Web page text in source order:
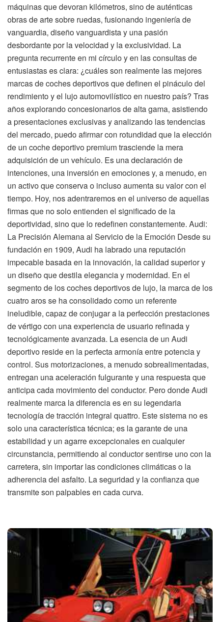
máquinas que devoran kilómetros, sino de auténticas
obras de arte sobre ruedas, fusionando ingeniería de
vanguardia, diseño vanguardista y una pasión
desbordante por la velocidad y la exclusividad. La
pregunta recurrente en mi círculo y en las consultas de
entusiastas es clara: ¿cuáles son realmente las mejores
marcas de coches deportivos que definen el pináculo del
rendimiento y el lujo automovilístico en nuestro país? Tras
años explorando concesionarios de alta gama, asistiendo
a presentaciones exclusivas y analizando las tendencias
del mercado, puedo afirmar con rotundidad que la elección
de un coche deportivo premium trasciende la mera
adquisición de un vehículo. Es una declaración de
intenciones, una inversión en emociones y, a menudo, en
un activo que conserva o incluso aumenta su valor con el
tiempo. Hoy, nos adentraremos en el universo de aquellas
firmas que no solo entienden el significado de la
deportividad, sino que lo redefinen constantemente. Audi:
La Precisión Alemana al Servicio de la Emoción Desde su
fundación en 1909, Audi ha labrado una reputación
impecable basada en la innovación, la calidad superior y
un diseño que destila elegancia y modernidad. En el
segmento de los coches deportivos de lujo, la marca de los
cuatro aros se ha consolidado como un referente
ineludible, capaz de conjugar a la perfección prestaciones
de vértigo con una experiencia de usuario refinada y
tecnológicamente avanzada. La esencia de un Audi
deportivo reside en la perfecta armonía entre potencia y
control. Sus motorizaciones, a menudo sobrealimentadas,
entregan una aceleración fulgurante y una respuesta que
anticipa cada movimiento del conductor. Pero donde Audi
realmente marca la diferencia es en su legendaria
tecnología de tracción integral quattro. Este sistema no es
solo una característica técnica; es la garante de una
estabilidad y un agarre excepcionales en cualquier
circunstancia, permitiendo al conductor sentirse uno con la
carretera, sin importar las condiciones climáticas o la
adherencia del asfalto. La seguridad y la confianza que
transmite son palpables en cada curva.